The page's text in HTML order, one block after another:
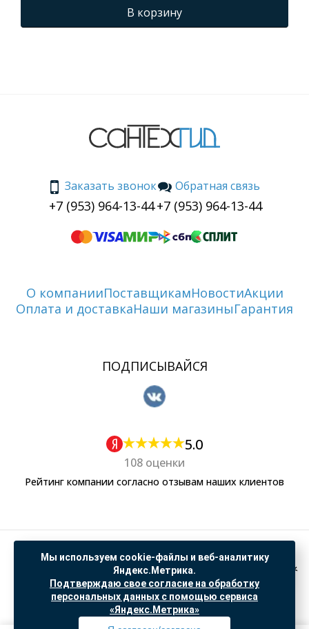
В корзину
Заказать звонок
+7 (953) 964-13-44
Обратная связь
+7 (953) 964-13-44
О компанииПоставщикамНовостиАкции
Оплата и доставкаНаши магазиныГарантия
ПОДПИСЫВАЙСЯ
5.0
108 оценки
Рейтинг компании согласно отзывам наших клиентов
Политика обработки персональных данных
Согласие на обработку данных Яндекс Метрика
"© ООО “САНТЕХГИД”, 2026. Все права защищены. Предложение не является публичной
офертой, цены и информация на сайте ознакомительные
Доработка и продвижение вSO.USE
Мы используем cookie-файлы и веб-аналитику
Яндекс.Метрика.
Подтверждаю свое согласие на обработку
персональных данных с помощью сервиса
«Яндекс.Метрика»